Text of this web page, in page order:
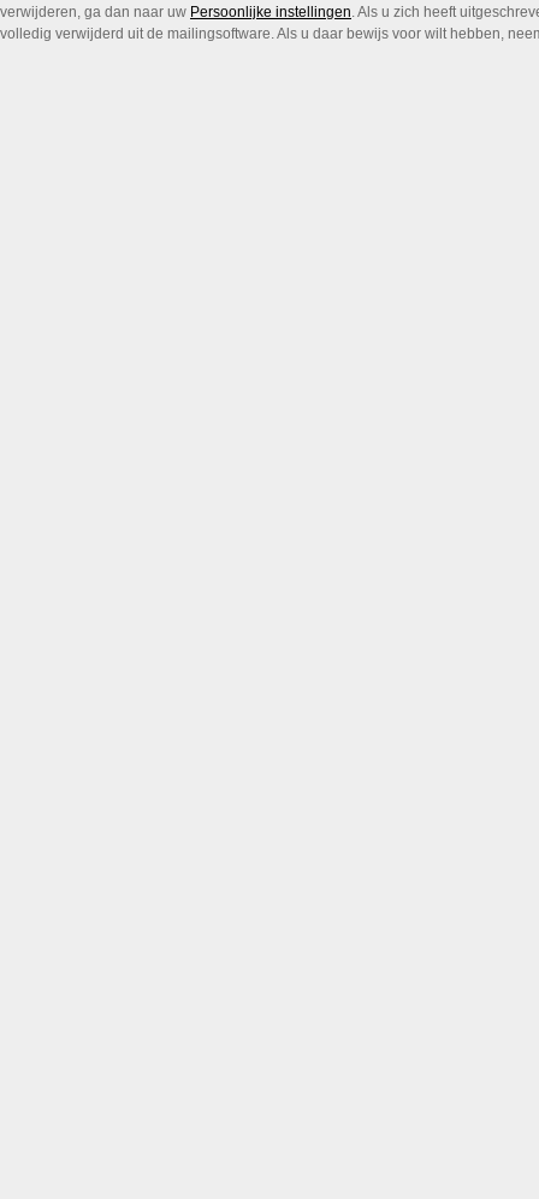
verwijderen, ga dan naar uw Persoonlijke instellingen. Als u zich heeft
volledig verwijderd uit de mailingsoftware. Als u daar bewijs voor wilt hebben,